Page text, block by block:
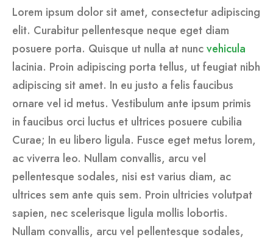
Lorem ipsum dolor sit amet, consectetur adipiscing
elit. Curabitur pellentesque neque eget diam
posuere porta. Quisque ut nulla at nuncvehicula
lacinia. Proin adipiscing porta tellus, ut feugiat nibh
adipiscing sit amet. In eu justo a felis faucibus
ornare vel id metus. Vestibulum ante ipsum primis
in faucibus orci luctus et ultrices posuere cubilia
Curae; In eu libero ligula. Fusce eget metus lorem,
ac viverra leo. Nullam convallis, arcu vel
pellentesque sodales, nisi est varius diam, ac
ultrices sem ante quis sem. Proin ultricies volutpat
sapien, nec scelerisque ligula mollis lobortis.
Nullam convallis, arcu vel pellentesque sodales,